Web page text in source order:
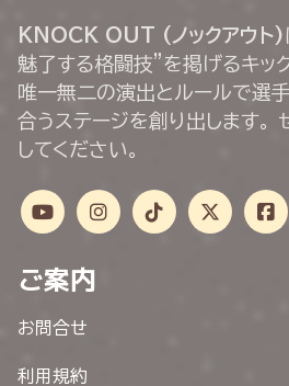
KNOCK OUT (ノックアウト)
魅了する格闘技”を掲げるキック
唯一無二の演出とルールで選
合うステージを創り出します。
してください。
ご案内
お問合せ
利用規約